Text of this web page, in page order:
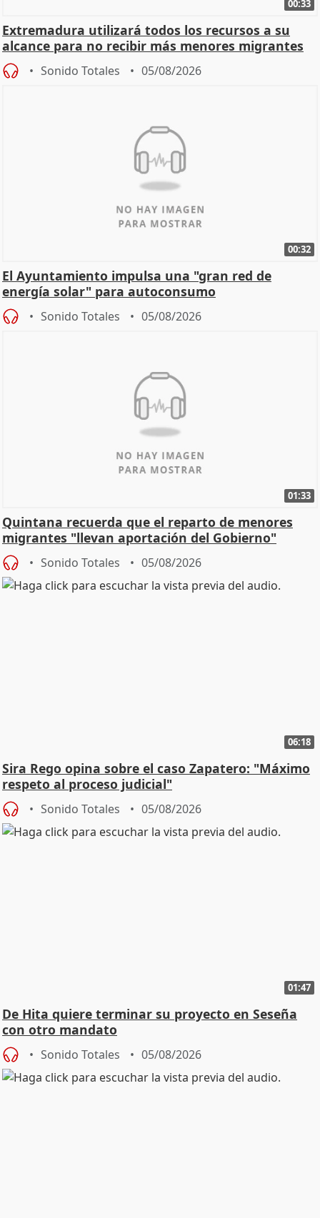
00:33
Extremadura utilizará todos los recursos a su
alcance para no recibir más menores migrantes
Sonido Totales 05/08/2026
00:32
El Ayuntamiento impulsa una "gran red de
energía solar" para autoconsumo
Sonido Totales 05/08/2026
01:33
Quintana recuerda que el reparto de menores
migrantes "llevan aportación del Gobierno"
central
Sonido Totales 05/08/2026
06:18
Sira Rego opina sobre el caso Zapatero: "Máximo
respeto al proceso judicial"
Sonido Totales 05/08/2026
01:47
De Hita quiere terminar su proyecto en Seseña
con otro mandato
Sonido Totales 05/08/2026